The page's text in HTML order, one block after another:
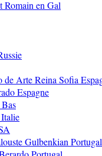
Romain en Gal
Arte Reina Sofia
Espagne
Gulbenkian Portugal